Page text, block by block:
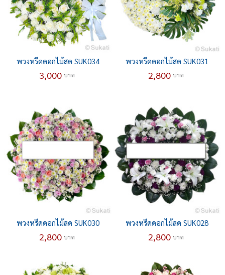
พวงหรีดดอกไม้สด SUK034
3,000 บาท
พวงหรีดดอกไม้สด SUK031
2,800 บาท
พวงหรีดดอกไม้สด SUK030
2,800 บาท
พวงหรีดดอกไม้สด SUK028
2,800 บาท